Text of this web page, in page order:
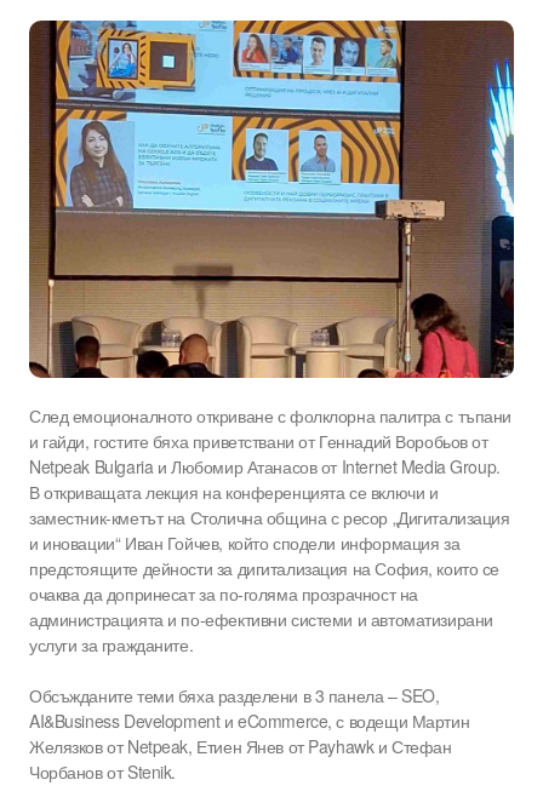
След емоционалното откриване с фолклорна палитра с тъпани
и гайди, гостите бяха приветствани от Геннадий Воробьов от
Netpeak Bulgaria и Любомир Атанасов от Internet Media Group.
В откриващата лекция на конференцията се включи и
заместник-кметът на Столична община с ресор „Дигитализация
и иновации“ Иван Гойчев, който сподели информация за
предстоящите дейности за дигитализация на София, които се
очаква да допринесат за по-голяма прозрачност на
администрацията и по-ефективни системи и автоматизирани
услуги за гражданите.
Обсъжданите теми бяха разделени в 3 панела – SEO,
AI&Business Development и eCommerce, с водещи Мартин
Желязков от Netpeak, Етиен Янев от Payhawk и Стефан
Чорбанов от Stenik.